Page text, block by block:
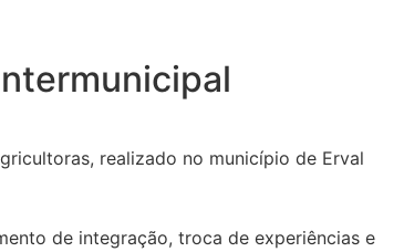
realizado no município de Erval
de integração, troca de experiências e